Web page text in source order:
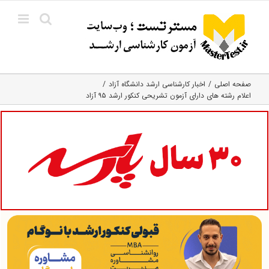
content
صفحه اصلی
اخبار کارشناسی ارشد دانشگاه آزاد
اعلام رشته های دارای آزمون تشریحی کنکور ارشد ۹۵ آزاد